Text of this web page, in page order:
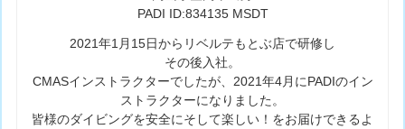
PADI ID:834135 MSDT
2021年1月15日からリベルテもとぶ店で研修し
その後入社。
CMASインストラクターでしたが、2021年4月にPADIのイン
ストラクターになりました。
皆様のダイビングを安全にそして楽しい！をお届けできるよ